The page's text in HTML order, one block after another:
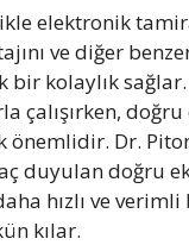
elektronik
ve diğer
kolaylık sağlar.
çalışırken,
önemlidir. Dr.
duyulan doğru
hızlı ve
kılar.